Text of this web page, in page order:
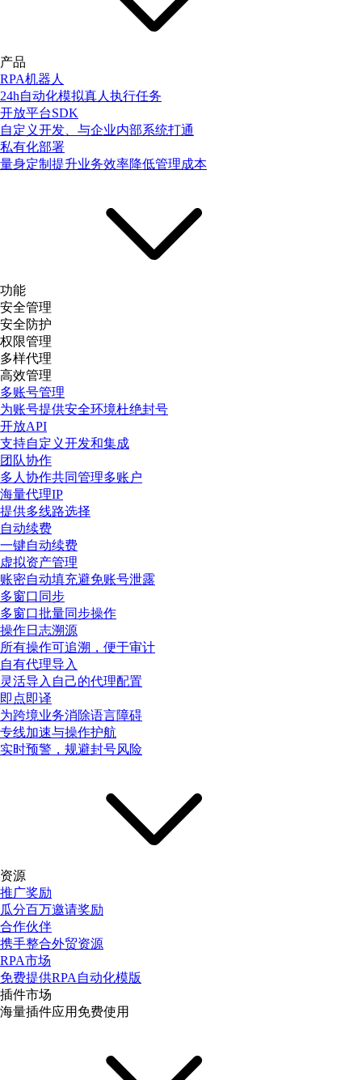
产品
RPA机器人
24h自动化模拟真人执行任务
开放平台SDK
自定义开发、与企业内部系统打通
私有化部署
量身定制提升业务效率降低管理成本
功能
安全管理
安全防护
权限管理
多样代理
高效管理
多账号管理
为账号提供安全环境杜绝封号
开放API
支持自定义开发和集成
团队协作
多人协作共同管理多账户
海量代理IP
提供多线路选择
自动续费
一键自动续费
虚拟资产管理
账密自动填充避免账号泄露
多窗口同步
多窗口批量同步操作
操作日志溯源
所有操作可追溯，便于审计
自有代理导入
灵活导入自己的代理配置
即点即译
为跨境业务消除语言障碍
专线加速与操作护航
实时预警，规避封号风险
资源
推广奖励
瓜分百万邀请奖励
合作伙伴
携手整合外贸资源
RPA市场
免费提供RPA自动化模版
插件市场
海量插件应用免费使用